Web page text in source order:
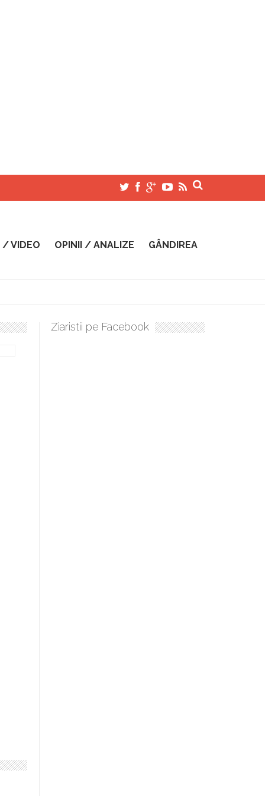
/ VIDEO OPINII / ANALIZE GÂNDIREA
boieri mari! Sara Nukina are nevoie de ajutorul nostru!
Ziaristii pe Facebook